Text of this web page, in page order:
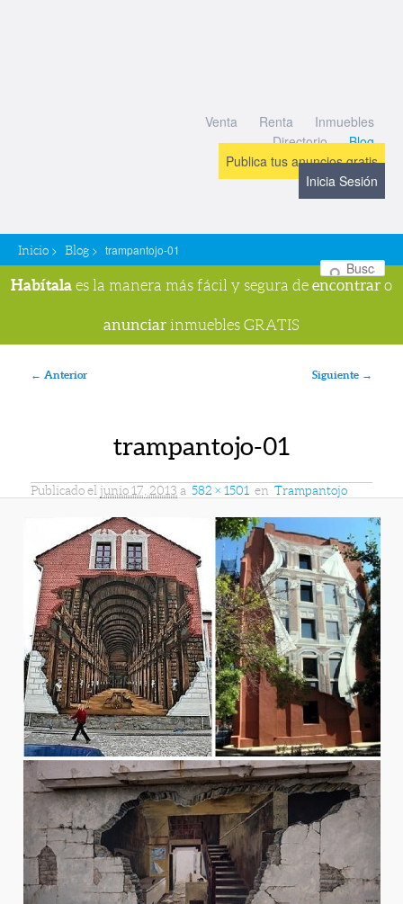
Venta Renta
Inmuebles
Directorio
Blog
Publica tus anuncios gratis
Inicia Sesión
Inicio > Blog > trampantojo-01
Habítala es la manera más fácil y segura de encontrar o
anunciar inmuebles GRATIS
Navegador de imágenes
← Anterior Siguiente →
trampantojo-01
Publicado el junio 17, 2013 a 582 × 1501 en Trampantojo